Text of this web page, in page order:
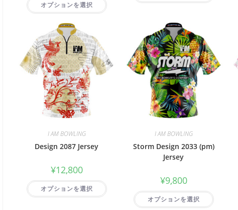
オプションを選択
I AM BOWLING
Design 2087 Jersey
¥12,800
オプションを選択
I AM BOWLING
Storm Design 2033 (pm)
Jersey
¥9,800
オプションを選択